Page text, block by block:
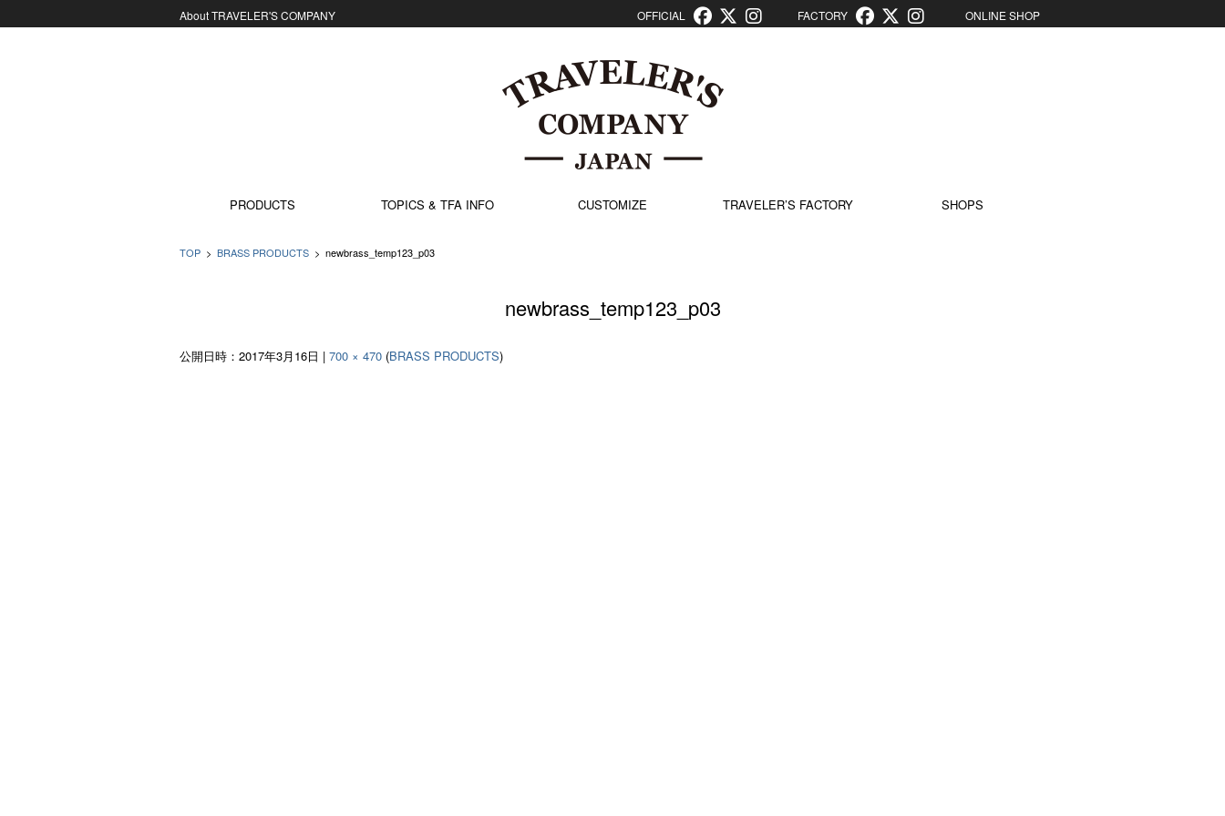
About TRAVELER'S COMPANY OFFICIAL FACTORY ONLINE SHOP
PRODUCTS
TOPICS & TFA INFO CUSTOMIZE TRAVELER’S FACTORY SHOPS
TOP > BRASS PRODUCTS > newbrass_temp123_p03
newbrass_temp123_p03
公開日時： 2017年3月16日 | 700 × 470 (BRASS PRODUCTS)